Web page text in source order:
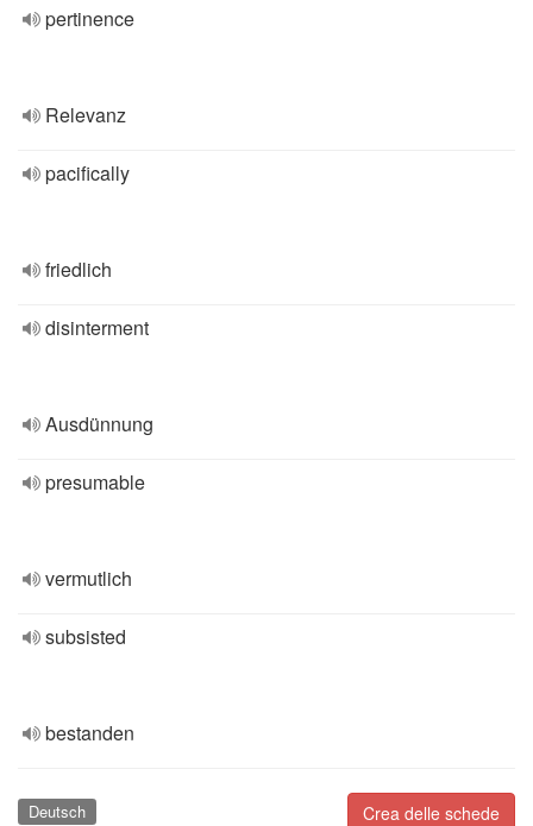
pertinence
Relevanz
pacifically
friedlich
disinterment
Ausdünnung
presumable
vermutlich
subsisted
bestanden
Crea delle schede
Deutsch